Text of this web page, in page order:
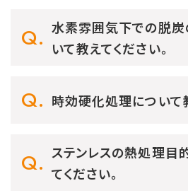
水素雰囲気下での脱炭
いて教えてください。
時効硬化処理について
ステンレスの熱処理目
てください。